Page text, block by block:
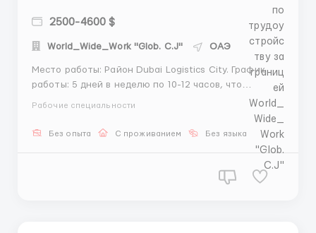
2500-4600 $
World_Wide_Work "Glob. C.J" ОАЭ
Место работы: Район Dubai Logistics City. График
работы: 5 дней в неделю по 10-12 часов, что
сотрудника склада: Упаковка продукции.
Рабочие специальности
Без опыта С проживанием Без языка